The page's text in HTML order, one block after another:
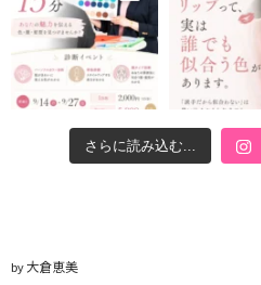
さらに読み込む...
by大倉恵美